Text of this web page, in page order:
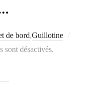
de bord,Guillotine
sont désactivés.